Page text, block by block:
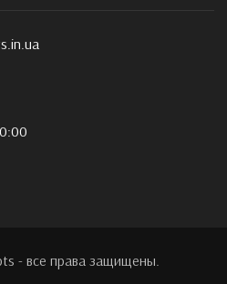
- все права защищены.